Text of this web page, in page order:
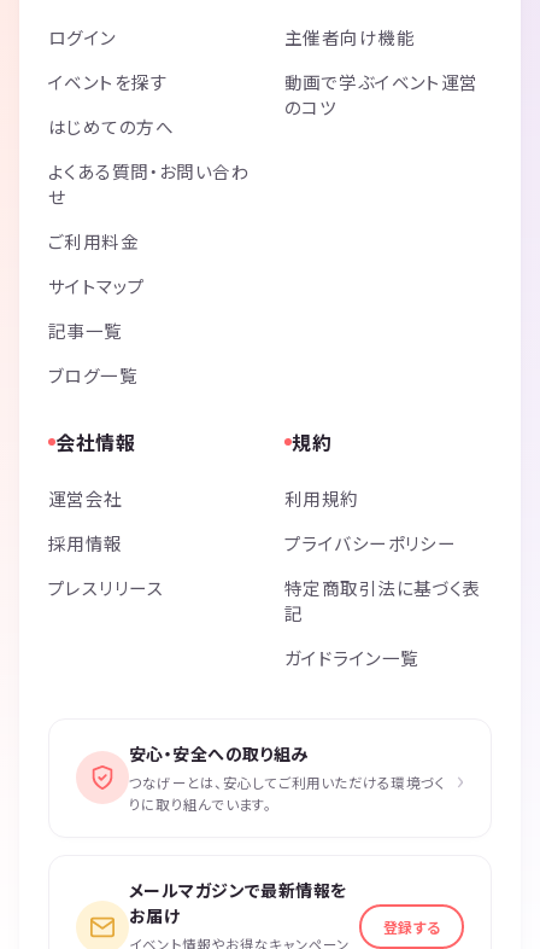
ログイン
イベントを探す
はじめての方へ
よくある質問・お問い合わ
せ
ご利用料金
サイトマップ
記事一覧
ブログ一覧
主催者向け機能
動画で学ぶイベント運営
のコツ
会社情報
運営会社
採用情報
プレスリリース
規約
利用規約
プライバシーポリシー
特定商取引法に基づく表
記
ガイドライン一覧
安心・安全への取り組み
つなげーとは、安心してご利用いただける環境づく
りに取り組んでいます。
›
メールマガジンで最新情報を
お届け
イベント情報やお得なキャンペーン
登録する